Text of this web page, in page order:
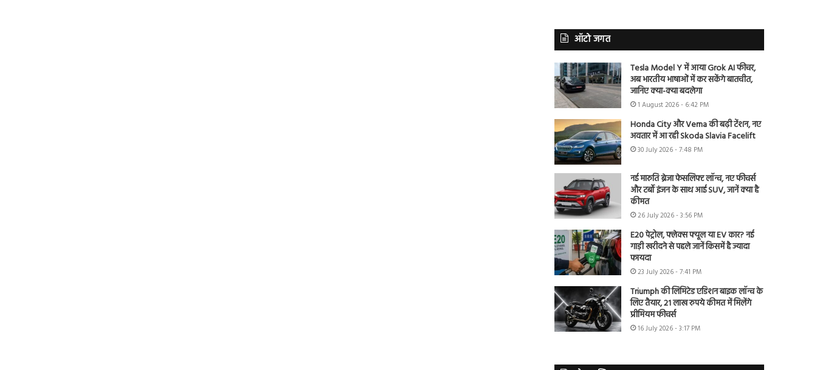
ऑटो जगत
Tesla Model Y में आया Grok AI फीचर,
अब भारतीय भाषाओं में कर सकेंगे बातचीत,
जानिए क्या-क्या बदलेगा
1 August 2026 - 6:42 PM
Honda City और Verna की बढ़ी टेंशन, नए
अवतार में आ रही Skoda Slavia Facelift
30 July 2026 - 7:48 PM
नई मारुति ब्रेजा फेसलिफ्ट लॉन्च, नए फीचर्स
और टर्बो इंजन के साथ आई SUV, जानें क्या है
कीमत
26 July 2026 - 3:56 PM
E20 पेट्रोल, फ्लेक्स फ्यूल या EV कार? नई
गाड़ी खरीदने से पहले जानें किसमें है ज्यादा
फायदा
23 July 2026 - 7:41 PM
Triumph की लिमिटेड एडिशन बाइक लॉन्च के
लिए तैयार, 21 लाख रुपये कीमत में मिलेंगे
प्रीमियम फीचर्स
16 July 2026 - 3:17 PM